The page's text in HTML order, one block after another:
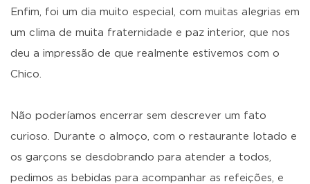
Enfim, foi um dia muito especial, com muitas alegrias em
um clima de muita fraternidade e paz interior, que nos
deu a impressão de que realmente estivemos com o
Chico.
Não poderíamos encerrar sem descrever um fato
curioso. Durante o almoço, com o restaurante lotado e
os garçons se desdobrando para atender a todos,
pedimos as bebidas para acompanhar as refeições, e